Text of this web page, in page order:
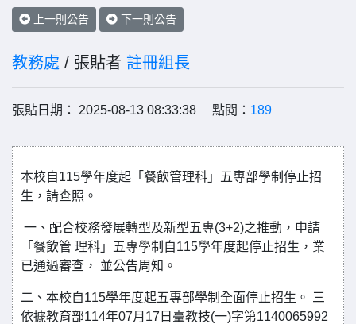
上一則公告 下一則公告
教務處 / 張貼者 註冊組長
張貼日期： 2025-08-13 08:33:38 點閱： 189
本校自115學年度起「餐飲管理科」五專部學制停止招
生，請查照。
一、配合校務發展轉型及新型五專(3+2)之推動，申請
「餐飲管 理科」五專學制自115學年度起停止招生，業
已通過審查， 並公告周知。
二、本校自115學年度起五專部學制全面停止招生。 三
依據教育部114年07月17日臺教技(一)字第1140065992